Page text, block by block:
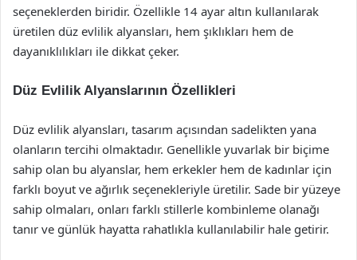
seçeneklerden biridir. Özellikle 14 ayar altın kullanılarak
üretilen düz evlilik alyansları, hem şıklıkları hem de
dayanıklılıkları ile dikkat çeker.
Düz Evlilik Alyanslarının Özellikleri
Düz evlilik alyansları, tasarım açısından sadelikten yana
olanların tercihi olmaktadır. Genellikle yuvarlak bir biçime
sahip olan bu alyanslar, hem erkekler hem de kadınlar için
farklı boyut ve ağırlık seçenekleriyle üretilir. Sade bir yüzeye
sahip olmaları, onları farklı stillerle kombinleme olanağı
tanır ve günlük hayatta rahatlıkla kullanılabilir hale getirir.